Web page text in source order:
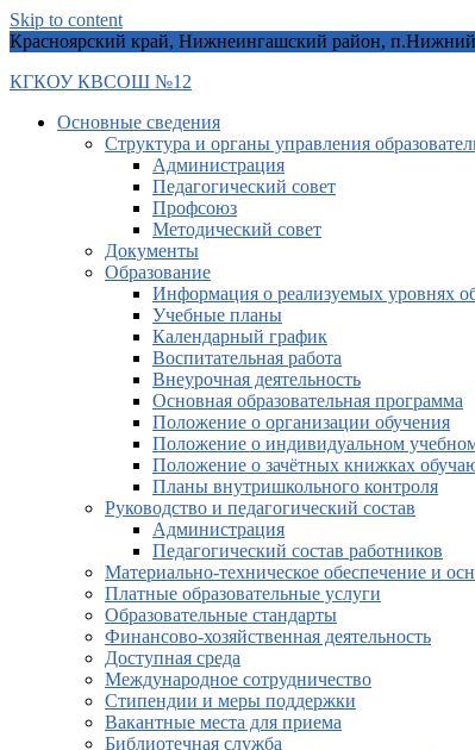
Skip to content
Красноярский край, Нижнеингашский район,
КГКОУ КВСОШ №12
Основные сведения
Структура и органы управления
Администрация
Педагогический совет
Профсоюз
Методический совет
Документы
Образование
Информация о реализуемых уровнях
Учебные планы
Календарный график
Воспитательная работа
Внеурочная деятельность
Основная образовательная программа
Положение о организации обучения
Положение о индивидуальном
Положение о зачётных книжках
Планы внутришкольного контроля
Руководство и педагогический состав
Администрация
Педагогический состав работников
Материально-техническое обеспечение и
Платные образовательные услуги
Образовательные стандарты
Финансово-хозяйственная деятельность
Доступная среда
Международное сотрудничество
Стипендии и меры поддержки
Вакантные места для приема
Библиотечная служба